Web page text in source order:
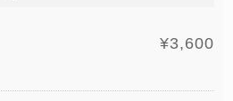
¥3,600